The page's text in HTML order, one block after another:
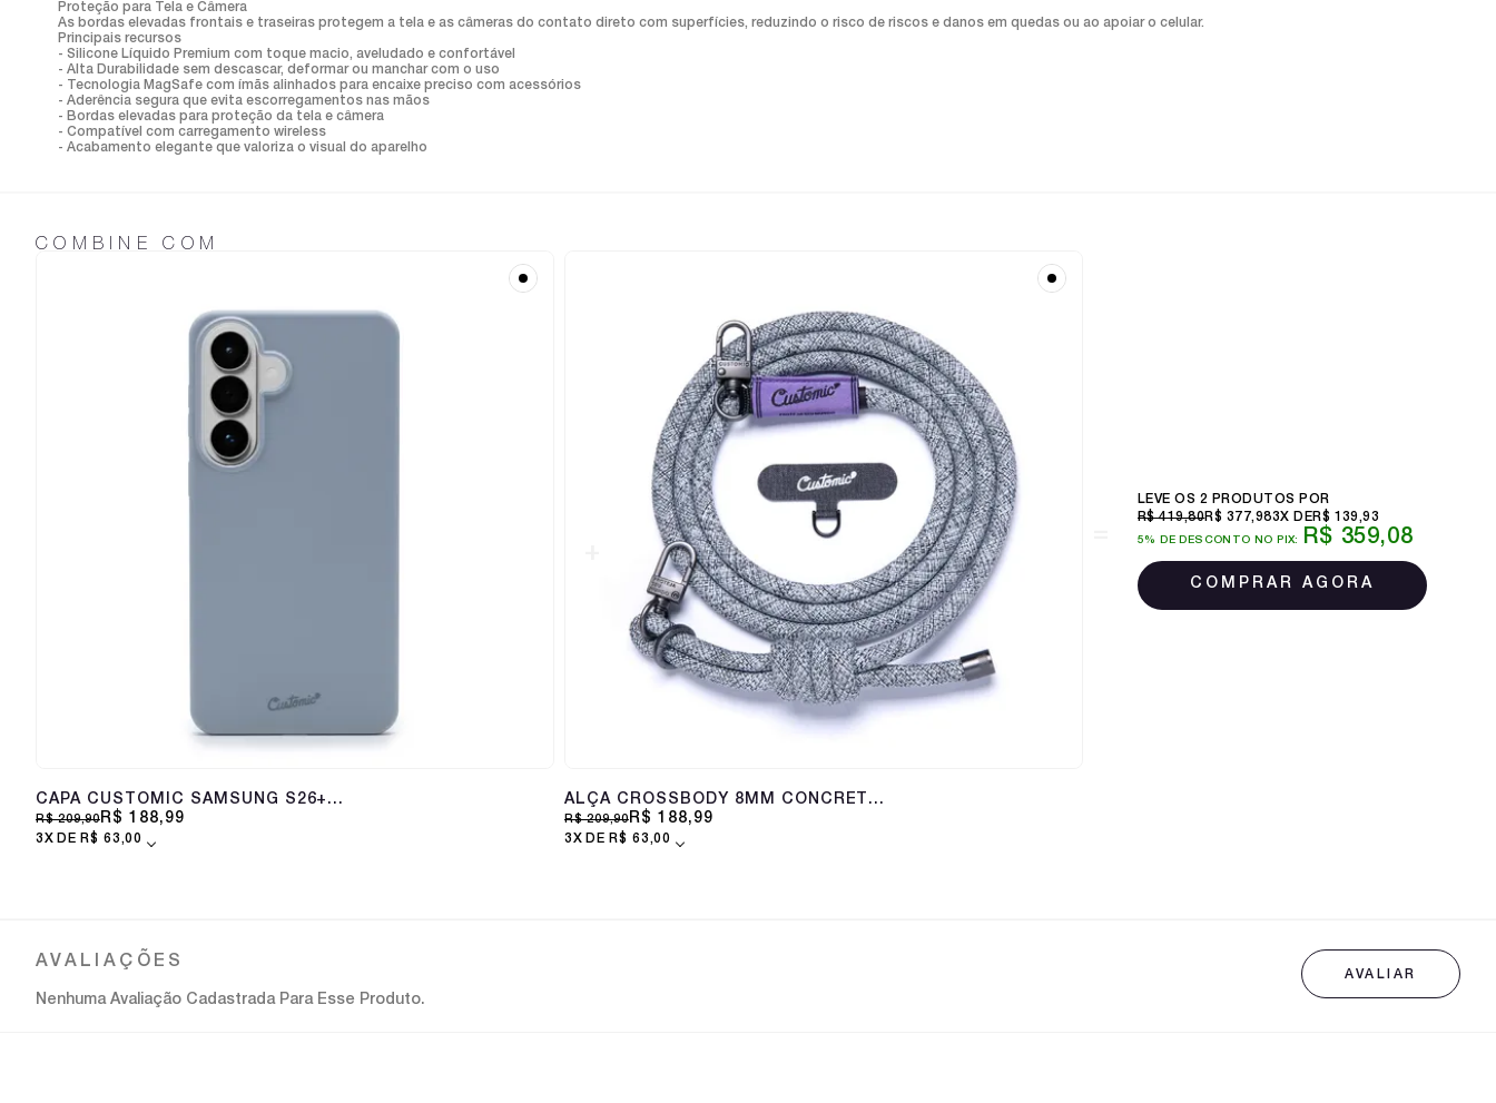
Proteção para Tela e Câmera
As bordas elevadas frontais e traseiras protegem a tela e as câmeras do contato direto com superfícies, reduzindo o risco de riscos e danos em quedas ou ao apoiar o celular.
Principais recursos
- Silicone Líquido Premium com toque macio, aveludado e confortável
- Alta Durabilidade sem descascar, deformar ou manchar com o uso
- Tecnologia MagSafe com ímãs alinhados para encaixe preciso com acessórios
- Aderência segura que evita escorregamentos nas mãos
- Bordas elevadas para proteção da tela e câmera
- Compatível com carregamento wireless
- Acabamento elegante que valoriza o visual do aparelho
COMBINE COM
CAPA CUSTOMIC SAMSUNG S26+
LIQUID SILICONE COM MAGSAFE
CINZA
R$ 209,90R$ 188,99
3X R$ 63,00
ALÇA CROSSBODY 8MM CONCRETE
WAVES
R$ 209,90R$ 188,99
3X R$ 63,00
LEVE OS 2 PRODUTOS
R$ 419,80R$ 377,98
5% DE DESCONTO NO PIX: R$ 359,08
3X R$ 139,93
Nenhuma Avaliação Cadastrada Para Esse Produto.